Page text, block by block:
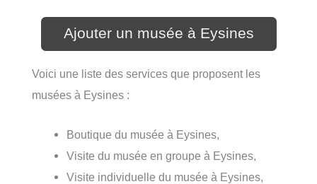
Ajouter un musée à Eysines
Voici une liste des services que proposent les
musées à Eysines :
Boutique du musée à Eysines,
Visite du musée en groupe à Eysines,
Visite individuelle du musée à Eysines,